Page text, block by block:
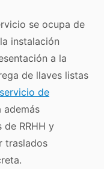
se ocupa de
instalación
a la
de llaves listas
servicio de
además
RRHH y
traslados